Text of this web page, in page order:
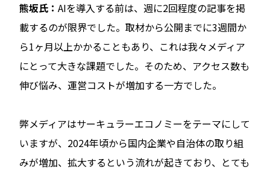
熊坂氏： AIを導入する前は、週に2回程度の記事を掲
載するのが限界でした。取材から公開までに3週間か
ら1ヶ月以上かかることもあり、これは我々メディア
にとって大きな課題でした。そのため、アクセス数も
伸び悩み、運営コストが増加する一方でした。
弊メディアはサーキュラーエコノミーをテーマにして
いますが、2024年頃から国内企業や自治体の取り組
みが増加、拡大するという流れが起きており、とても